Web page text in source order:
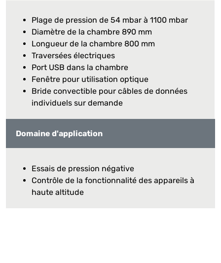
Plage de pression de 54 mbar à 1100 mbar
Diamètre de la chambre 890 mm
Longueur de la chambre 800 mm
Traversées électriques
Port USB dans la chambre
Fenêtre pour utilisation optique
Bride convectible pour câbles de données
individuels sur demande
Domaine d'application
Essais de pression négative
Contrôle de la fonctionnalité des appareils à
haute altitude